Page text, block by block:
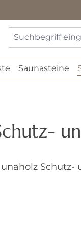
Saunasteine